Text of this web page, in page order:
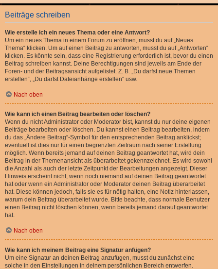
Beiträge schreiben
Wie erstelle ich ein neues Thema oder eine Antwort?
Um ein neues Thema in einem Forum zu eröffnen, musst du auf „Neues
Thema“ klicken. Um auf einen Beitrag zu antworten, musst du auf „Antworten“
klicken. Es könnte sein, dass eine Registrierung erforderlich ist, bevor du einen
Beitrag schreiben kannst. Deine Berechtigungen sind jeweils am Ende der
Foren- und der Beitragsansicht aufgelistet. Z. B. „Du darfst neue Themen
erstellen“, „Du darfst Dateianhänge erstellen“ usw.
Nach oben
Wie kann ich einen Beitrag bearbeiten oder löschen?
Wenn du nicht Administrator oder Moderator bist, kannst du nur deine eigenen
Beiträge bearbeiten oder löschen. Du kannst einen Beitrag bearbeiten, indem
du das „Ändere Beitrag“-Symbol für den entsprechenden Beitrag anklickst;
eventuell ist dies nur für einen begrenzten Zeitraum nach seiner Erstellung
möglich. Wenn bereits jemand auf deinen Beitrag geantwortet hat, wird dein
Beitrag in der Themenansicht als überarbeitet gekennzeichnet. Es wird sowohl
die Anzahl als auch der letzte Zeitpunkt der Bearbeitungen angezeigt. Dieser
Hinweis erscheint nicht, wenn noch niemand auf deinen Beitrag geantwortet
hat oder wenn ein Administrator oder Moderator deinen Beitrag überarbeitet
hat. Diese können jedoch, falls sie es für nötig halten, eine Notiz hinterlassen,
warum dein Beitrag überarbeitet wurde. Bitte beachte, dass normale Benutzer
einen Beitrag nicht löschen können, wenn bereits jemand darauf geantwortet
hat.
Nach oben
Wie kann ich meinem Beitrag eine Signatur anfügen?
Um eine Signatur an deinen Beitrag anzufügen, musst du zunächst eine
solche in den Einstellungen in deinem persönlichen Bereich entwerfen.